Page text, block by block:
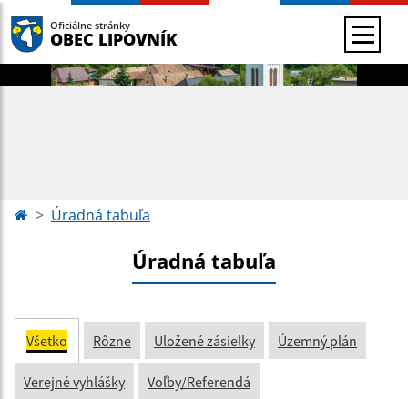
Oficiálne stránky
OBEC LIPOVNÍK
Úradná tabuľa
Úradná tabuľa
Všetko Rôzne Uložené zásielky Územný plán
Verejné vyhlášky Voľby/Referendá